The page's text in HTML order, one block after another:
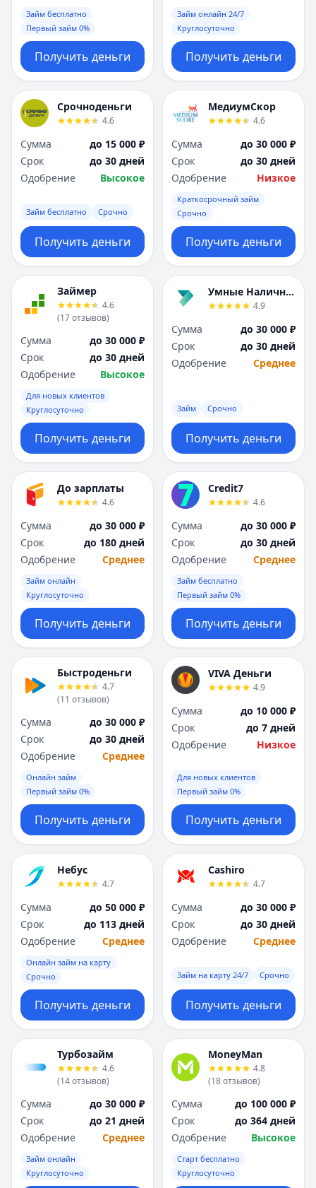
Займ бесплатно
Первый займ 0%
Получить деньги
Займ онлайн 24/7
Круглосуточно
Получить деньги
Срочноденьги
4.6
Сумма
до 15 000 ₽
Срок
до 30 дней
Одобрение
Высокое
Займ бесплатно Срочно
Получить деньги
МедиумСкор
4.6
Сумма
до 30 000 ₽
Срок
до 30 дней
Одобрение
Низкое
Краткосрочный займ
Срочно
Получить деньги
Займер
4.6
(17отзывов)
Сумма
до 30 000 ₽
Срок
до 30 дней
Одобрение
Высокое
Для новых клиентов
Круглосуточно
Получить деньги
Умные Наличные
4.9
Сумма
до 30 000 ₽
Срок
до 30 дней
Одобрение
Среднее
Займ Срочно
Получить деньги
До зарплаты
4.6
Сумма
до 30 000 ₽
Срок
до 180 дней
Одобрение
Среднее
Займ онлайн
Круглосуточно
Получить деньги
Credit7
4.6
Сумма
до 30 000 ₽
Срок
до 30 дней
Одобрение
Среднее
Займ бесплатно
Первый займ 0%
Получить деньги
Быстроденьги
4.7
(11 отзывов)
Сумма
до 30 000 ₽
Срок
до 30 дней
Одобрение
Среднее
Онлайн займ
Первый займ 0%
Получить деньги
VIVA Деньги
4.9
Сумма
до 10 000 ₽
Срок
до 7 дней
Одобрение
Низкое
Для новых клиентов
Первый займ 0%
Получить деньги
Небус
4.7
Сумма
до 50 000 ₽
Срок
до 113 дней
Одобрение
Среднее
Онлайн займ на карту
Срочно
Получить деньги
Cashiro
4.7
Сумма
до 30 000 ₽
Срок
до 30 дней
Одобрение
Среднее
Займ на карту 24/7 Срочно
Получить деньги
Турбозайм
4.6
(14отзывов)
Сумма
до 30 000 ₽
Срок
до 21 дней
Одобрение
Среднее
Займ онлайн
Круглосуточно
MoneyMan
4.8
(18отзывов)
Сумма
до 100 000 ₽
Срок
до 364 дней
Одобрение
Высокое
Старт бесплатно
Круглосуточно